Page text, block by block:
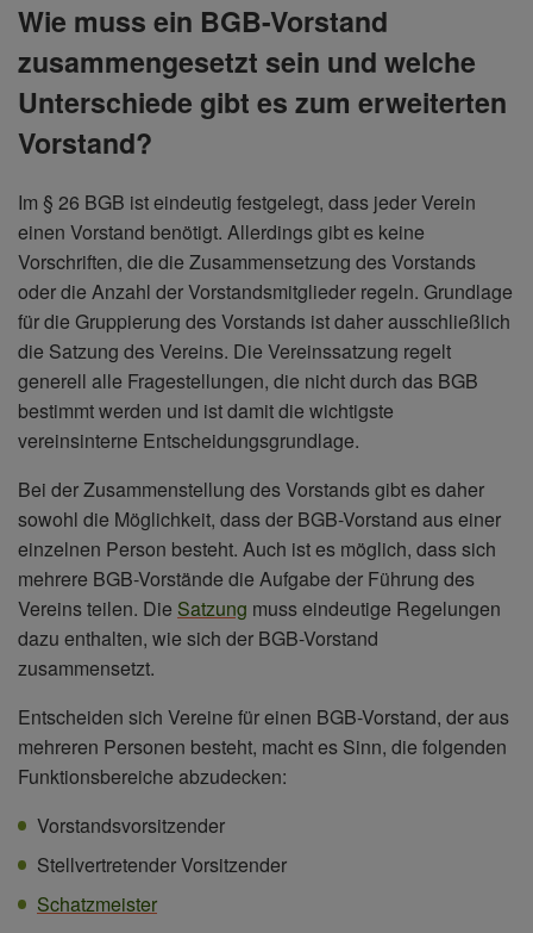
Wie muss ein BGB-Vorstand
zusammengesetzt sein und welche
Unterschiede gibt es zum erweiterten
Vorstand?
Im § 26 BGB ist eindeutig festgelegt, dass jeder Verein
einen Vorstand benötigt. Allerdings gibt es keine
Vorschriften, die die Zusammensetzung des Vorstands
oder die Anzahl der Vorstandsmitglieder regeln. Grundlage
für die Gruppierung des Vorstands ist daher ausschließlich
die Satzung des Vereins. Die Vereinssatzung regelt
generell alle Fragestellungen, die nicht durch das BGB
bestimmt werden und ist damit die wichtigste
vereinsinterne Entscheidungsgrundlage.
Bei der Zusammenstellung des Vorstands gibt es daher
sowohl die Möglichkeit, dass der BGB-Vorstand aus einer
einzelnen Person besteht. Auch ist es möglich, dass sich
mehrere BGB-Vorstände die Aufgabe der Führung des
Vereins teilen. Die Satzung muss eindeutige Regelungen
dazu enthalten, wie sich der BGB-Vorstand
zusammensetzt.
Entscheiden sich Vereine für einen BGB-Vorstand, der aus
mehreren Personen besteht, macht es Sinn, die folgenden
Funktionsbereiche abzudecken:
Vorstandsvorsitzender
Stellvertretender Vorsitzender
Schatzmeister